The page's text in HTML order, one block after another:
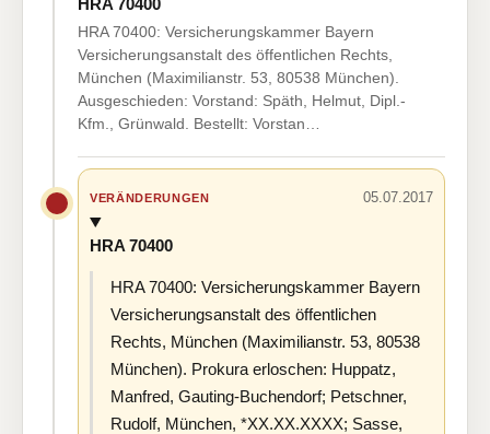
HRA 70400
HRA 70400: Versicherungskammer Bayern
Versicherungsanstalt des öffentlichen Rechts,
München (Maximilianstr. 53, 80538 München).
Ausgeschieden: Vorstand: Späth, Helmut, Dipl.-
Kfm., Grünwald. Bestellt: Vorstan…
VERÄNDERUNGEN 05.07.2017
HRA 70400
HRA 70400: Versicherungskammer Bayern
Versicherungsanstalt des öffentlichen
Rechts, München (Maximilianstr. 53, 80538
München). Prokura erloschen: Huppatz,
Manfred, Gauting-Buchendorf; Petschner,
Rudolf, München, *XX.XX.XXXX; Sasse,